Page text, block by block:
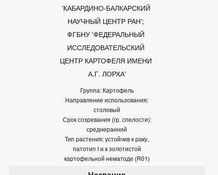
'КАБАРДИНО-БАЛКАРСКИЙ
НАУЧНЫЙ ЦЕНТР РАН';
ФГБНУ 'ФЕДЕРАЛЬНЫЙ
ИССЛЕДОВАТЕЛЬСКИЙ
ЦЕНТР КАРТОФЕЛЯ ИМЕНИ
А.Г. ЛОРХА'
Группа: Картофель
Направление использования:
столовый
Срок созревания (гр. спелости):
среднеранний
Тип растения: устойчив к раку,
патотип I и к золотистой
картофельной нематоде (R01)